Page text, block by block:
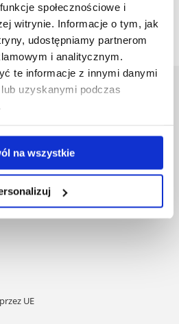
społecznościowe i
witrynie. Informacje o tym, jak
udostępniamy partnerom
i analitycznym.
te informacje z innymi danymi
uzyskanymi podczas
na wszystkie
16C
UE